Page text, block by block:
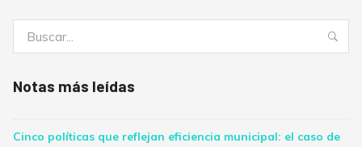
Notas más leídas
Cinco políticas que reflejan eficiencia municipal: el caso de